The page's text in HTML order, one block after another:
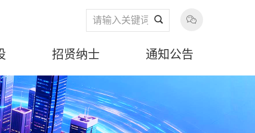
招贤纳士 通知公告